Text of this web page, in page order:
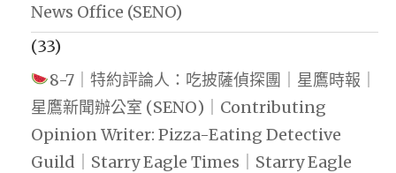
News Office (SENO)
(33)
8-7｜特約評論人：吃披薩偵探團｜星鷹時報｜
星鷹新聞辦公室 (SENO)｜Contributing
Opinion Writer: Pizza-Eating Detective
Guild｜Starry Eagle Times｜Starry Eagle